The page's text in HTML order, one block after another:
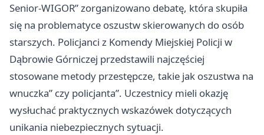
Senior-WIGOR” zorganizowano debatę, która skupiła
się na problematyce oszustw skierowanych do osób
starszych. Policjanci z Komendy Miejskiej Policji w
Dąbrowie Górniczej przedstawili najczęściej
stosowane metody przestępcze, takie jak oszustwa na
wnuczka” czy policjanta”. Uczestnicy mieli okazję
wysłuchać praktycznych wskazówek dotyczących
unikania niebezpiecznych sytuacji.